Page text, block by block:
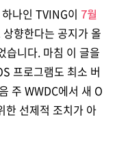
나인 TVING이 7월
향한다는 공지가 올
습니다. 마침 이 글을
프로그램도 최소 버
주 WWDC에서 새 O
한 선제적 조치가 아